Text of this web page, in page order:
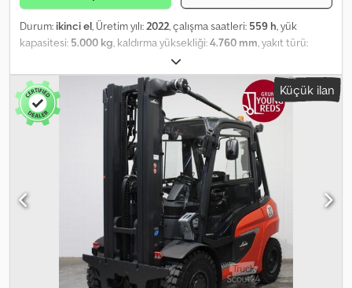
Durum: ikinci el, Üretim yılı:2022, çalışma saatleri: 559 h, yük
kapasitesi: 5.000 kg, kaldırma yüksekliği:4.760 mm, yakıt türü:
, inşaat yüksekliği:
50 yüzde, ön lastik ölçüsü:300 x 15 SE, arka lastik boyutu:250 x 25
SE, renk:
, Opsiyonel donanım: 3. valf, 4. valf, arka çalışma farı,
ön çalışma farı, ısıtıcı, partikül filtresi, tam kabin, güvenlik lambası.
Dedpozlkz Tsfx Anvsck
Küçük ilan